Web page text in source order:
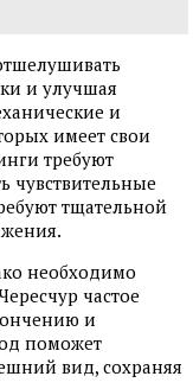
и улучшая
и
имеет свои
требуют
чувствительные
тщательной
необходимо
частое
и
поможет
вид, сохраняя